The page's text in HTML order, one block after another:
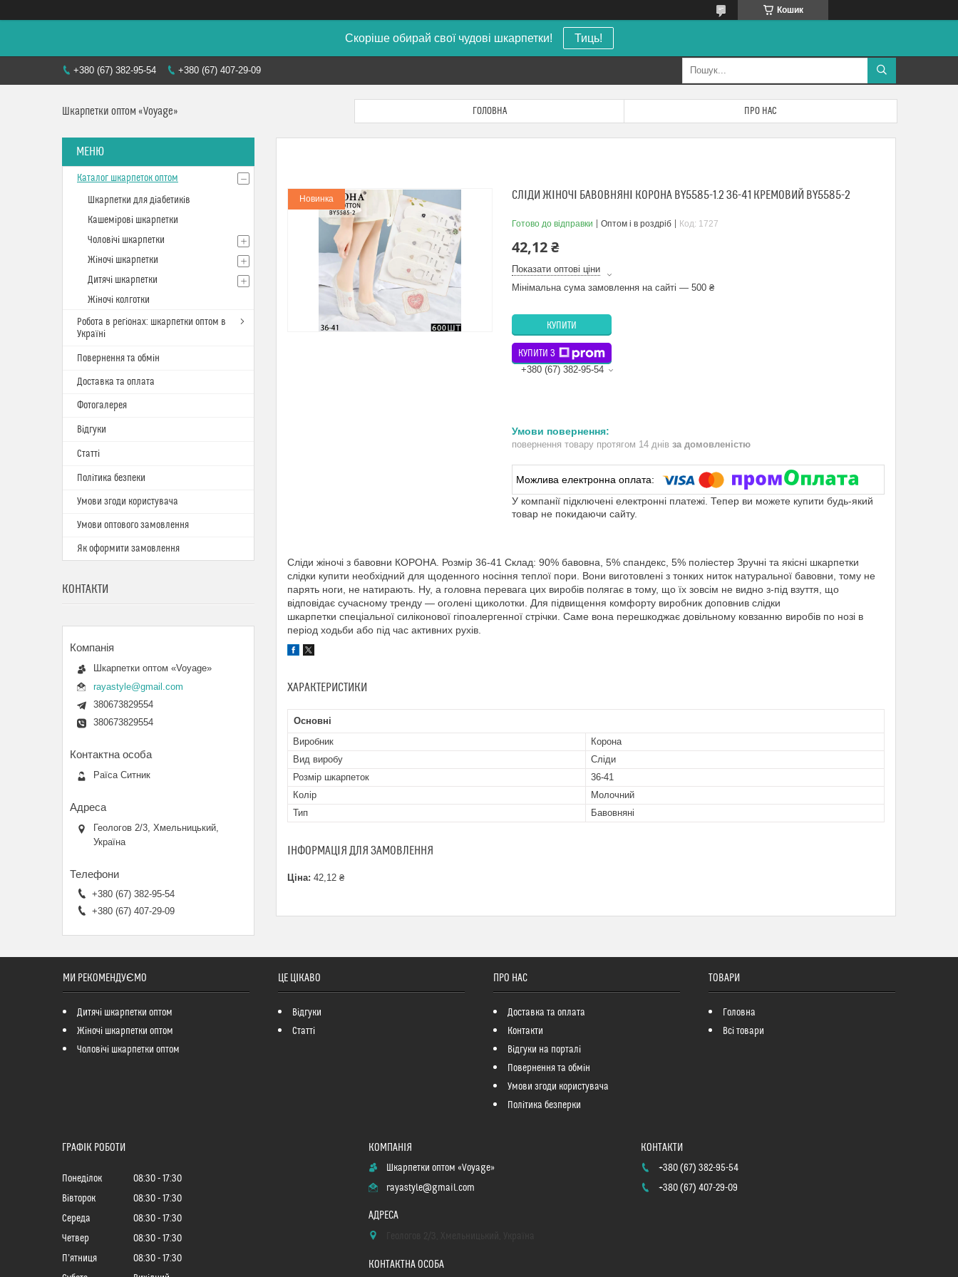
Кошик
Скоріше обирай свої чудові шкарпетки! Тиць!
+380 (67) 382-95-54 +380 (67) 407-29-09
Шкарпетки оптом «Voyage» ГОЛОВНА ПРО НАС
Новинка СЛІДИ ЖІНОЧІ БАВОВНЯНІ КОРОНА BY5585-1.2 36-41 КРЕМОВИЙ BY5585-2
Готово до відправки Оптом і в роздріб Код: 1727
42,12 ₴
Показати оптові ціни
Мінімальна сума замовлення на сайті — 500 ₴
КУПИТИ
КУПИТИ З
+380 (67) 382-95-54
повернення товару протягом 14 днів за домовленістю
У компанії підключені електронні платежі. Тепер ви можете купити будь-який
товар не покидаючи сайту.
Сліди жіночі з бавовни КОРОНА. Розмір 36-41 Склад: 90% бавовна, 5% спандекс, 5% поліестер Зручні та якісні шкарпетки
слідки купити необхідний для щоденного носіння теплої пори. Вони виготовлені з тонких ниток натуральної бавовни, тому не
парять ноги, не натирають. Ну, а головна перевага цих виробів полягає в тому, що їх зовсім не видно з-під взуття, що
відповідає сучасному тренду — оголені щиколотки. Для підвищення комфорту виробник доповнив слідки
шкарпетки спеціальної силіконової гіпоалергенної стрічки. Саме вона перешкоджає довільному ковзанню виробів по нозі в
період ходьби або під час активних рухів.
ХАРАКТЕРИСТИКИ
Основні
Виробник
Корона
Вид виробу
Сліди
Розмір шкарпеток
36-41
Колір
Молочний
Тип
Бавовняні
ІНФОРМАЦІЯ ДЛЯ ЗАМОВЛЕННЯ
Ціна: 42,12 ₴
Каталог шкарпеток оптом
Шкарпетки для діабетиків
Кашемірові шкарпетки
Чоловічі шкарпетки
Жіночі шкарпетки
Дитячі шкарпетки
Жіночі колготки
Робота в регіонах: шкарпетки оптом в
Україні
Повернення та обмін
Доставка та оплата
Фотогалерея
Відгуки
Статті
Політика безпеки
Умови згоди користувача
Умови оптового замовлення
Як оформити замовлення
КОНТАКТИ
Шкарпетки оптом «Voyage»
rayastyle@gmail.com
380673829554
380673829554
Раїса Ситник
Геологов 2/3, Хмельницький,
Україна
+380 (67) 382-95-54
+380 (67) 407-29-09
МИ РЕКОМЕНДУЄМО
Дитячі шкарпетки оптом
Жіночі шкарпетки оптом
Чоловічі шкарпетки оптом
ЦЕ ЦІКАВО
Відгуки
Статті
ПРО НАС
Доставка та оплата
Контакти
Відгуки на порталі
Повернення та обмін
Умови згоди користувача
Політика безперки
ТОВАРИ
Головна
Всі товари
ГРАФІК РОБОТИ
Понеділок 08:30
17:30
Вівторок
08:30
17:30
Середа
08:30
17:30
Четвер
08:30
17:30
Пʼятниця
08:30
17:30
Шкарпетки оптом «Voyage»
rayastyle@gmail.com
+380 (67) 382-95-54
+380 (67) 407-29-09